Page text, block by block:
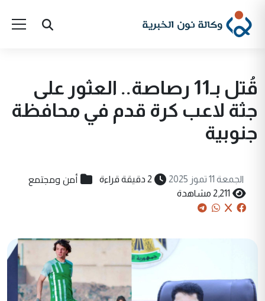
قُتل بـ11 رصاصة.. العثور على
جثة لاعب كرة قدم في محافظة
جنوبية
الجمعة 11 تموز 2025 2 دقيقة قراءة أمن ومجتمع
2,211 مشاهدة